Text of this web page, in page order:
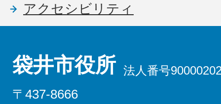
アクセシビリティ
袋井市役所 法人番号
〒437-8666